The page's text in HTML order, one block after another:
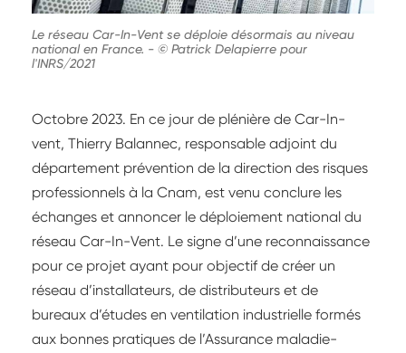
Le réseau Car-In-Vent se déploie désormais au niveau
national en France. - © Patrick Delapierre pour
l'INRS/2021
Octobre 2023. En ce jour de plénière de Car-In-
vent, Thierry Balannec, responsable adjoint du
département prévention de la direction des risques
professionnels à la Cnam, est venu conclure les
échanges et annoncer le déploiement national du
réseau Car-In-Vent. Le signe d’une reconnaissance
pour ce projet ayant pour objectif de créer un
réseau d’installateurs, de distributeurs et de
bureaux d’études en ventilation industrielle formés
aux bonnes pratiques de l’Assurance maladie-